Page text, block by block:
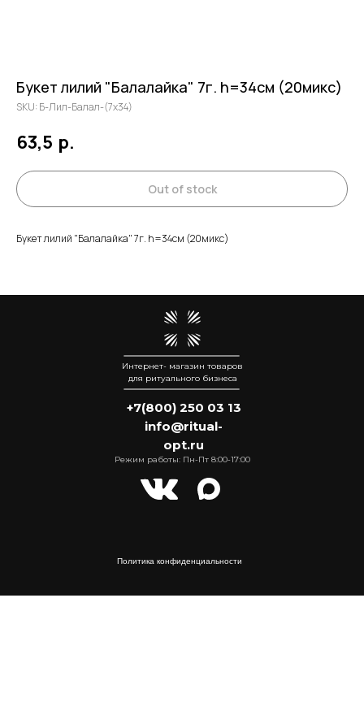
Букет лилий "Балалайка" 7г. h=34см (20микс)
SKU: Б-Лил-Балал-(7х34)
63,5 р.
Out of stock
Букет лилий "Балалайка" 7г. h=34см (20микс)
Режим работы: Пн-Пт 8:00-17:00
Политика конфиденциальности
Интернет- магазин товаров
для ритуального бизнеса
+7(800) 250 03 13
info@ritual-
opt.ru